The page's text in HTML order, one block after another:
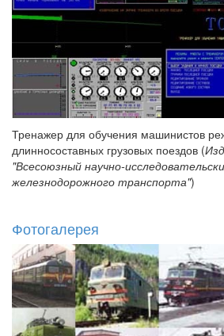
Тренажер для обучения машинистов
длинносоставных грузовых поездов (
"Всесоюзный научно-
железнодорожного транспорта")
Фотогалерея